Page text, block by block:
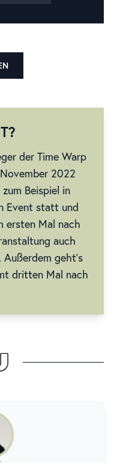
der Time Warp
2022
Beispiel in
Event statt und
ersten Mal nach
auch
geht’s
dritten Mal nach